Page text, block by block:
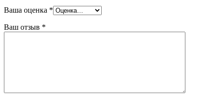
Ваша оценка *
Ваш отзыв *